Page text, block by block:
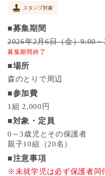
スタンプ対象
■募集期間
2026年2月6日（金）9:00
募集期間終了
■場所
森のとりで周辺
■参加費
1組 2,000円
■対象・定員
0～3歳児とその保護者
親子10組（20名）
■注意事項
※未就学児は必ず保護者同